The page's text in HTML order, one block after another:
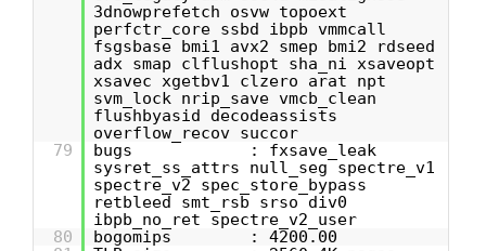
3dnowprefetch osvw topoext
perfctr_core ssbd ibpb vmmcall
fsgsbase bmi1 avx2 smep bmi2 rdseed
adx smap clflushopt sha_ni xsaveopt
xsavec xgetbv1 clzero arat npt
svm_lock nrip_save vmcb_clean
flushbyasid decodeassists
overflow_recov succor
79
bugs : fxsave_leak
sysret_ss_attrs null_seg spectre_v1
spectre_v2 spec_store_bypass
retbleed smt_rsb srso div0
ibpb_no_ret spectre_v2_user
80
bogomips : 4200.00